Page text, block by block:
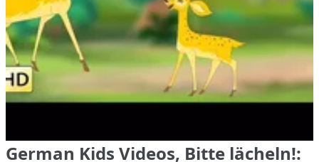
German Kids Videos, Bitte lächeln!: